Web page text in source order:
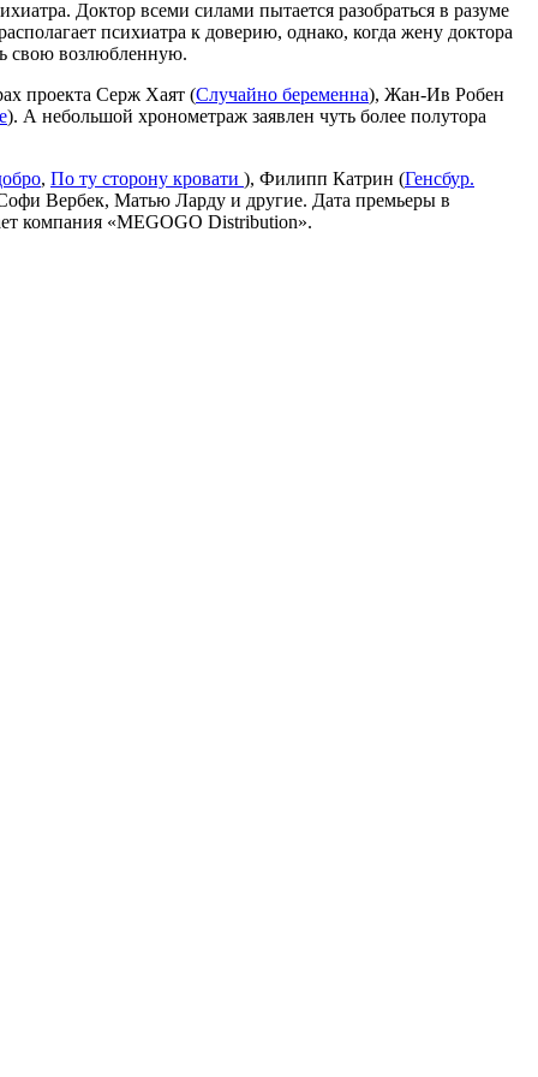
Доктор всеми силами пытается разобраться в разуме
психиатра к доверию, однако, когда жену доктора
свою возлюбленную.
проекта Серж Хаят (Случайно беременна), Жан-Ив Робен
). А небольшой хронометраж заявлен чуть более полутора
, По ту сторону кровати ), Филипп Катрин (Генсбур.
Вербек, Матью Ларду и другие. Дата премьеры в
компания «MEGOGO Distribution».